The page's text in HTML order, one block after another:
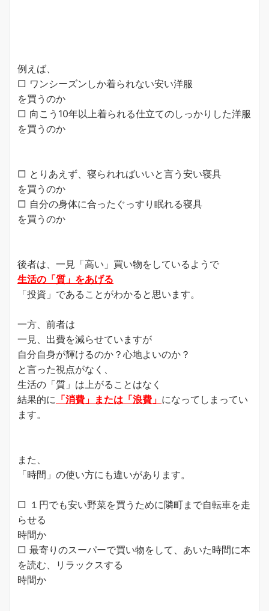
例えば、
□ ワンシーズンしか着られない安い洋服
を買うのか
□ 向こう10年以上着られる仕立てのしっかりした洋服
を買うのか
□ とりあえず、寝られればいいと言う安い寝具
を買うのか
□ 自分の身体に合ったぐっすり眠れる寝具
を買うのか
後者は、一見「高い」買い物をしているようで
生活の「質」をあげる
「投資」であることがわかると思います。
一方、前者は
一見、出費を減らせていますが
自分自身が輝けるのか？心地よいのか？
と言った視点がなく、
生活の「質」は上がることはなく
結果的に 「消費」または「浪費」 になってしまってい
ます。
また、
「時間」の使い方にも違いがあります。
□ １円でも安い野菜を買うために隣町まで自転車を走
らせる
時間か
□ 最寄りのスーパーで買い物をして、あいた時間に本
を読む、リラックスする
時間か